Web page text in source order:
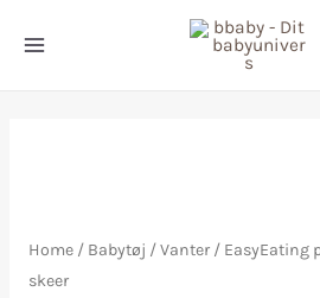
Home/ Babytøj /Vanter/ EasyEating
skeer